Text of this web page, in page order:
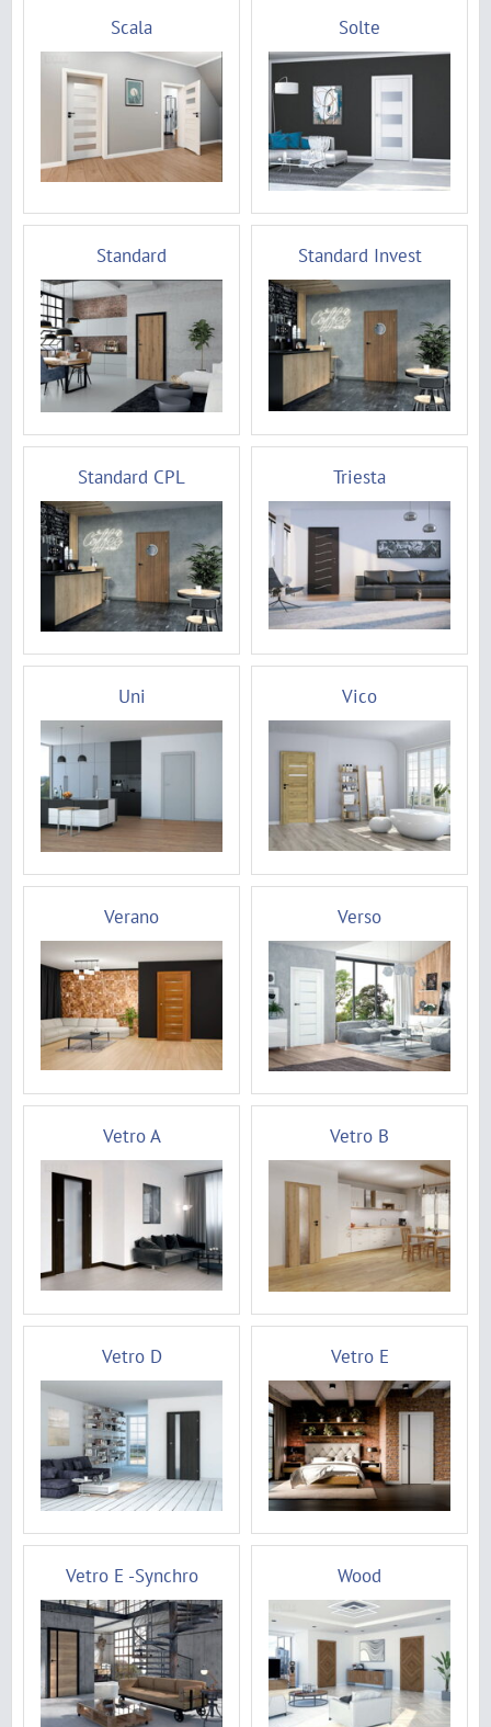
Scala Solte
Standard Standard Invest
Standard CPL Triesta
Uni Vico
Verano Verso
Vetro A Vetro B
Vetro D Vetro E
Vetro E -Synchro Wood